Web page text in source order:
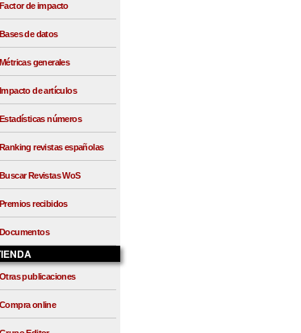
Factor de impacto
Bases de datos
Métricas generales
Impacto de artículos
Estadísticas números
Ranking revistas españolas
Buscar Revistas WoS
Premios recibidos
Documentos
Otras publicaciones
Compra online